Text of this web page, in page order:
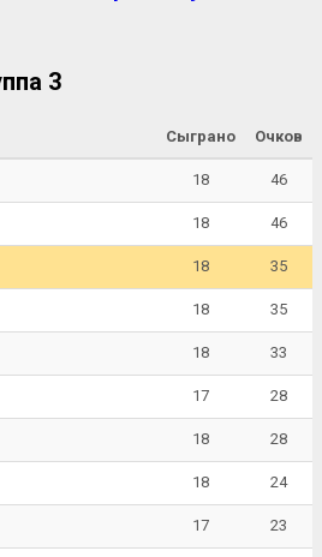
3
Сыграно Очков
18 46
18 46
18 35
18 35
18 33
17 28
18 28
18 24
17 23